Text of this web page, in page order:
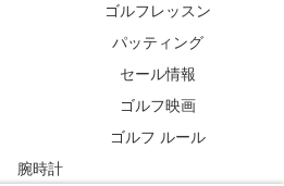
ゴルフレッスン
パッティング
セール情報
ゴルフ映画
ゴルフ ルール
腕時計